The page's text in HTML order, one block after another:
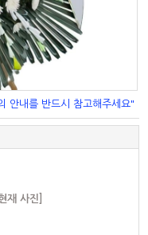
안내를 반드시 참고해주세요"
재 사진]